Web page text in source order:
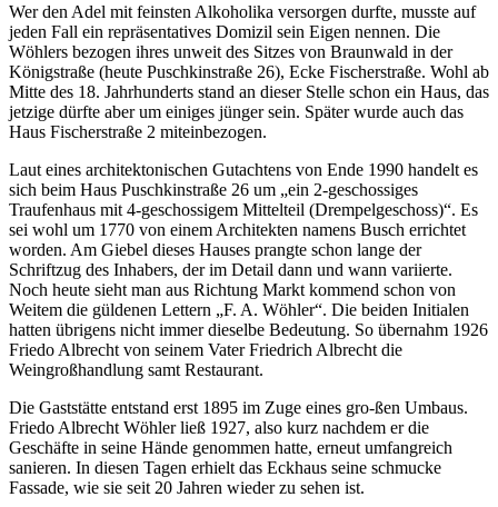
Wer den Adel mit feinsten Alkoholika versorgen durfte, musste auf
jeden Fall ein repräsentatives Domizil sein Eigen nennen. Die
Wöhlers bezogen ihres unweit des Sitzes von Braunwald in der
Königstraße (heute Puschkinstraße 26), Ecke Fischerstraße. Wohl ab
Mitte des 18. Jahrhunderts stand an dieser Stelle schon ein Haus, das
jetzige dürfte aber um einiges jünger sein. Später wurde auch das
Haus Fischerstraße 2 miteinbezogen.
Laut eines architektonischen Gutachtens von Ende 1990 handelt es
sich beim Haus Puschkinstraße 26 um „ein 2-geschossiges
Traufenhaus mit 4-geschossigem Mittelteil (Drempelgeschoss)“. Es
sei wohl um 1770 von einem Architekten namens Busch errichtet
worden. Am Giebel dieses Hauses prangte schon lange der
Schriftzug des Inhabers, der im Detail dann und wann variierte.
Noch heute sieht man aus Richtung Markt kommend schon von
Weitem die güldenen Lettern „F. A. Wöhler“. Die beiden Initialen
hatten übrigens nicht immer dieselbe Bedeutung. So übernahm 1926
Friedo Albrecht von seinem Vater Friedrich Albrecht die
Weingroßhandlung samt Restaurant.
Die Gaststätte entstand erst 1895 im Zuge eines gro-ßen Umbaus.
Friedo Albrecht Wöhler ließ 1927, also kurz nachdem er die
Geschäfte in seine Hände genommen hatte, erneut umfangreich
sanieren. In diesen Tagen erhielt das Eckhaus seine schmucke
Fassade, wie sie seit 20 Jahren wieder zu sehen ist.